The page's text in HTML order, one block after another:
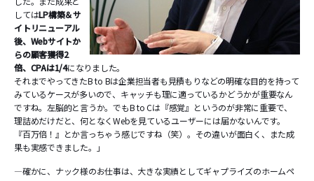
してはLP構築＆サ
イトリニューアル
後、Webサイトか
らの顧客獲得2
倍、CPAは1/4になりました。
それまでやってきたB to Bは企業担当者も見積もりなどの明確な目的を持って
みているケースが多いので、キャッチも理に適っているかどうかが重要なん
ですね。左脳的と言うか。でもB to Cは『感覚』というのが非常に重要で、
理詰めだけだと、何となくWebを見ているユーザーには届かないんです。
『百万倍！』とか言っちゃう感じですね（笑）。その違いが面白く、また成
果も実感できました。」
―確かに、ナック様のお仕事は、大きな実績としてギャプライズのホームペ